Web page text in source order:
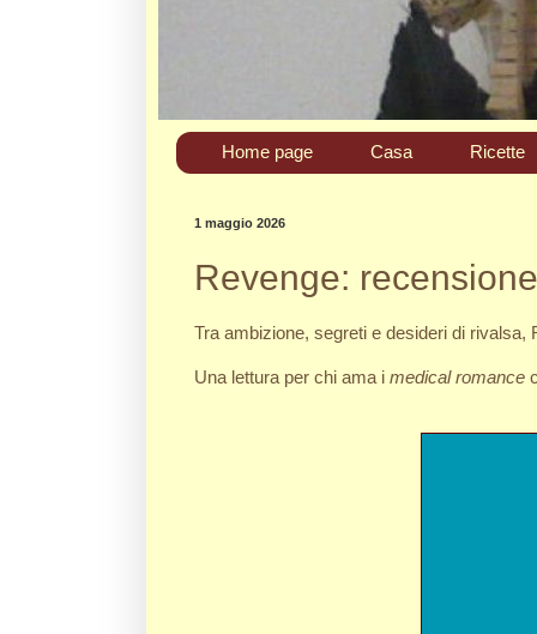
Home page Casa Ricette
1 maggio 2026
Revenge:
Tra ambizione, segreti e desideri di rivalsa,
Una lettura per chi ama i medical romance